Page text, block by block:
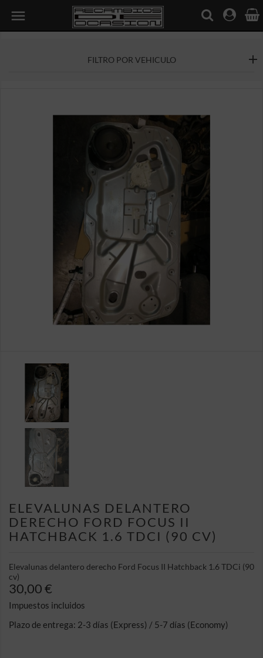

FILTRO POR VEHICULO
ELEVALUNAS DELANTERO
DERECHO FORD FOCUS II
HATCHBACK 1.6 TDCI (90 CV)
Elevalunas delantero derecho Ford Focus II Hatchback 1.6 TDCi (90
cv)
30,00 €
Impuestos incluidos
Plazo de entrega: 2-3 días (Express) / 5-7 días (Economy)